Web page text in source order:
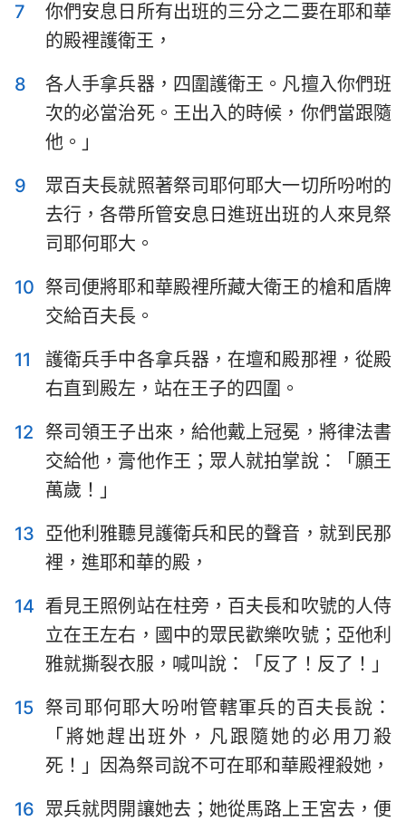
1 2 3 4 5 6
7
8
9 10 11 12 13
14
15
16 17 18 19 20
21
22
23 24 25
7
你們安息日所有出班的三分之二要在耶和華
的殿裡護衛王，
8
各人手拿兵器，四圍護衛王。凡擅入你們班
次的必當治死。王出入的時候，你們當跟隨
他。」
9
眾百夫長就照著祭司耶何耶大一切所吩咐的
去行，各帶所管安息日進班出班的人來見祭
司耶何耶大。
10 祭司便將耶和華殿裡所藏大衛王的槍和盾牌
交給百夫長。
11
護衛兵手中各拿兵器，在壇和殿那裡，從殿
右直到殿左，站在王子的四圍。
12
祭司領王子出來，給他戴上冠冕，將律法書
交給他，膏他作王；眾人就拍掌說：「願王
萬歲！」
13 亞他利雅聽見護衛兵和民的聲音，就到民那
裡，進耶和華的殿，
14 看見王照例站在柱旁，百夫長和吹號的人侍
立在王左右，國中的眾民歡樂吹號；亞他利
雅就撕裂衣服，喊叫說：「反了！反了！」
15 祭司耶何耶大吩咐管轄軍兵的百夫長說：
「將她趕出班外，凡跟隨她的必用刀殺
死！」因為祭司說不可在耶和華殿裡殺她，
16 眾兵就閃開讓她去；她從馬路上王宮去，便